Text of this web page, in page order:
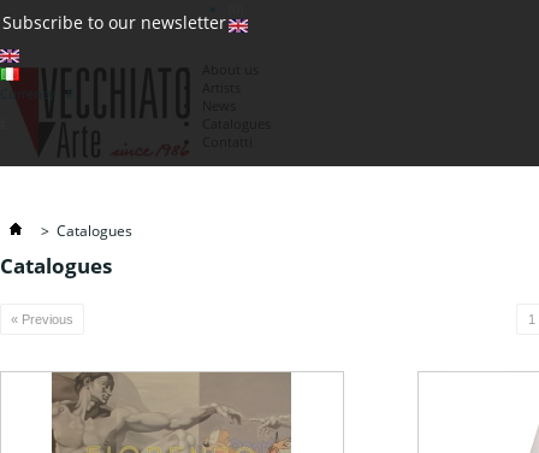
Subscribe to our newsletter
> Catalogues
Catalogues
« Previous 1